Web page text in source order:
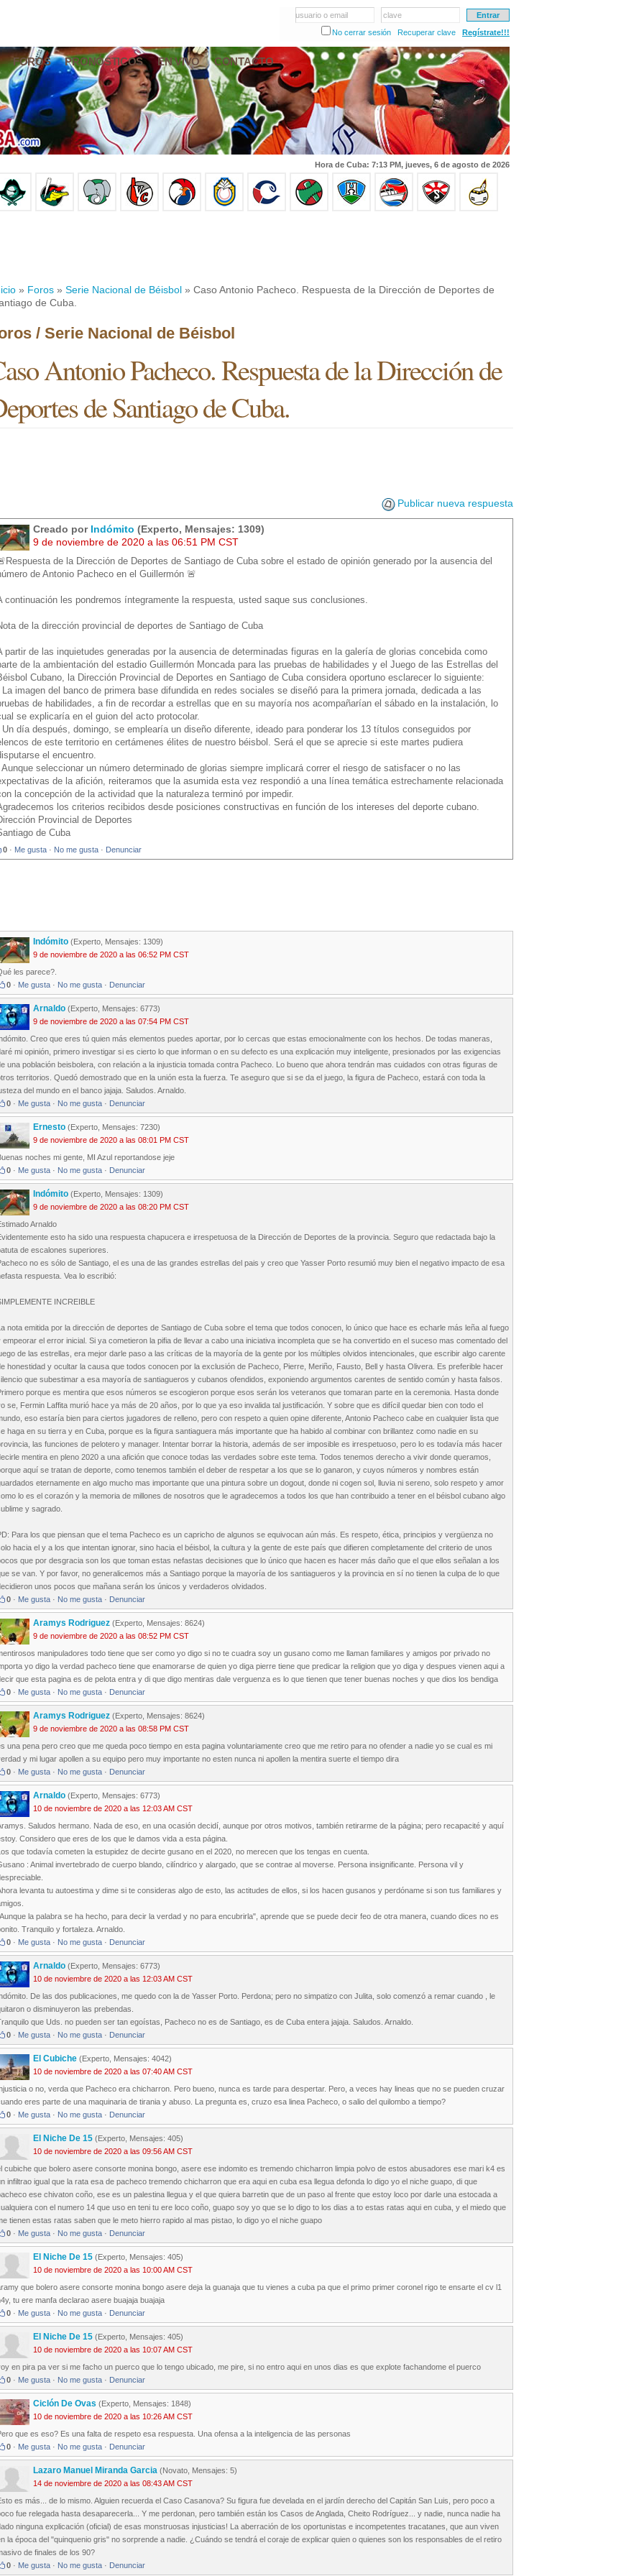
usuario o email
clave
No cerrar sesión
Recuperar clave Regístrate!!!
FOROS PRONÓSTICOS EN VIVO CONTACTO
Hora de Cuba: 7:13 PM, jueves, 6 de agosto de 2026
» Foros » Serie Nacional de Béisbol » Caso Antonio Pacheco. Respuesta de la Dirección de Deportes de
de Cuba.
/ Serie Nacional de Béisbol
Antonio Pacheco. Respuesta de la Dirección de
de Santiago de Cuba.
Publicar nueva respuesta
Creado por Indómito (Experto, Mensajes: 1309)
9 de noviembre de 2020 a las 06:51 PM CST
de la Dirección de Deportes de Santiago de Cuba sobre el estado de opinión generado por la ausencia del
de Antonio Pacheco en el Guillermón 🚨
continuación les pondremos íntegramente la respuesta, usted saque sus conclusiones.
de la dirección provincial de deportes de Santiago de Cuba
partir de las inquietudes generadas por la ausencia de determinadas figuras en la galería de glorias concebida como
de la ambientación del estadio Guillermón Moncada para las pruebas de habilidades y el Juego de las Estrellas del
Cubano, la Dirección Provincial de Deportes en Santiago de Cuba considera oportuno esclarecer lo siguiente:
La imagen del banco de primera base difundida en redes sociales se diseñó para la primera jornada, dedicada a las
de habilidades, a fin de recordar a estrellas que en su mayoría nos acompañarían el sábado en la instalación, lo
se explicaría en el guion del acto protocolar.
Un día después, domingo, se emplearía un diseño diferente, ideado para ponderar los 13 títulos conseguidos por
de este territorio en certámenes élites de nuestro béisbol. Será el que se aprecie si este martes pudiera
el encuentro.
Aunque seleccionar un número determinado de glorias siempre implicará correr el riesgo de satisfacer o no las
de la afición, reiteramos que la asumida esta vez respondió a una línea temática estrechamente relacionada
la concepción de la actividad que la naturaleza terminó por impedir.
los criterios recibidos desde posiciones constructivas en función de los intereses del deporte cubano.
Provincial de Deportes
de Cuba
0 · Me gusta · No me gusta · Denunciar
Indómito (Experto, Mensajes: 1309)
9 de noviembre de 2020 a las 06:52 PM CST
les parece?.
0 · Me gusta · No me gusta · Denunciar
Arnaldo (Experto, Mensajes: 6773)
9 de noviembre de 2020 a las 07:54 PM CST
Creo que eres tú quien más elementos puedes aportar, por lo cercas que estas emocionalmente con los hechos. De todas maneras,
mi opinión, primero investigar si es cierto lo que informan o en su defecto es una explicación muy inteligente, presionados por las exigencias
una población beisbolera, con relación a la injusticia tomada contra Pacheco. Lo bueno que ahora tendrán mas cuidados con otras figuras de
territorios. Quedó demostrado que en la unión esta la fuerza. Te aseguro que si se da el juego, la figura de Pacheco, estará con toda la
del mundo en el banco jajaja. Saludos. Arnaldo.
0 · Me gusta · No me gusta · Denunciar
Ernesto (Experto, Mensajes: 7230)
9 de noviembre de 2020 a las 08:01 PM CST
noches mi gente, MI Azul reportandose jeje
0 · Me gusta · No me gusta · Denunciar
Indómito (Experto, Mensajes: 1309)
9 de noviembre de 2020 a las 08:20 PM CST
Arnaldo
esto ha sido una respuesta chapucera e irrespetuosa de la Dirección de Deportes de la provincia. Seguro que redactada bajo la
de escalones superiores.
no es sólo de Santiago, el es una de las grandes estrellas del pais y creo que Yasser Porto resumió muy bien el negativo impacto de esa
respuesta. Vea lo escribió:
INCREIBLE
nota emitida por la dirección de deportes de Santiago de Cuba sobre el tema que todos conocen, lo único que hace es echarle más leña al fuego
empeorar el error inicial. Si ya cometieron la pifia de llevar a cabo una iniciativa incompleta que se ha convertido en el suceso mas comentado del
de las estrellas, era mejor darle paso a las críticas de la mayoría de la gente por los múltiples olvidos intencionales, que escribir algo carente
honestidad y ocultar la causa que todos conocen por la exclusión de Pacheco, Pierre, Meriño, Fausto, Bell y hasta Olivera. Es preferible hacer
que subestimar a esa mayoría de santiagueros y cubanos ofendidos, exponiendo argumentos carentes de sentido común y hasta falsos.
porque es mentira que esos números se escogieron porque esos serán los veteranos que tomaran parte en la ceremonia. Hasta donde
se, Fermin Laffita murió hace ya más de 20 años, por lo que ya eso invalida tal justificación. Y sobre que es difícil quedar bien con todo el
eso estaría bien para ciertos jugadores de relleno, pero con respeto a quien opine diferente, Antonio Pacheco cabe en cualquier lista que
haga en su tierra y en Cuba, porque es la figura santiaguera más importante que ha habido al combinar con brillantez como nadie en su
las funciones de pelotero y manager. Intentar borrar la historia, además de ser imposible es irrespetuoso, pero lo es todavía más hacer
mentira en pleno 2020 a una afición que conoce todas las verdades sobre este tema. Todos tenemos derecho a vivir donde queramos,
aquí se tratan de deporte, como tenemos también el deber de respetar a los que se lo ganaron, y cuyos números y nombres están
eternamente en algo mucho mas importante que una pintura sobre un dogout, donde ni cogen sol, lluvia ni sereno, solo respeto y amor
lo es el corazón y la memoria de millones de nosotros que le agradecemos a todos los que han contribuido a tener en el béisbol cubano algo
y sagrado.
Para los que piensan que el tema Pacheco es un capricho de algunos se equivocan aún más. Es respeto, ética, principios y vergüenza no
hacia el y a los que intentan ignorar, sino hacia el béisbol, la cultura y la gente de este país que difieren completamente del criterio de unos
que por desgracia son los que toman estas nefastas decisiones que lo único que hacen es hacer más daño que el que ellos señalan a los
se van. Y por favor, no generalicemos más a Santiago porque la mayoría de los santiagueros y la provincia en sí no tienen la culpa de lo que
unos pocos que mañana serán los únicos y verdaderos olvidados.
0 · Me gusta · No me gusta · Denunciar
Aramys Rodriguez (Experto, Mensajes: 8624)
9 de noviembre de 2020 a las 08:52 PM CST
manipuladores todo tiene que ser como yo digo si no te cuadra soy un gusano como me llaman familiares y amigos por privado no
yo digo la verdad pacheco tiene que enamorarse de quien yo diga pierre tiene que predicar la religion que yo diga y despues vienen aqui a
que esta pagina es de pelota entra y di que digo mentiras dale verguenza es lo que tienen que tener buenas noches y que dios los bendiga
0 · Me gusta · No me gusta · Denunciar
Aramys Rodriguez (Experto, Mensajes: 8624)
9 de noviembre de 2020 a las 08:58 PM CST
una pena pero creo que me queda poco tiempo en esta pagina voluntariamente creo que me retiro para no ofender a nadie yo se cual es mi
y mi lugar apollen a su equipo pero muy importante no esten nunca ni apollen la mentira suerte el tiempo dira
0 · Me gusta · No me gusta · Denunciar
Arnaldo (Experto, Mensajes: 6773)
10 de noviembre de 2020 a las 12:03 AM CST
Saludos hermano. Nada de eso, en una ocasión decidí, aunque por otros motivos, también retirarme de la página; pero recapacité y aquí
Considero que eres de los que le damos vida a esta página.
que todavía cometen la estupidez de decirte gusano en el 2020, no merecen que los tengas en cuenta.
: Animal invertebrado de cuerpo blando, cilíndrico y alargado, que se contrae al moverse. Persona insignificante. Persona vil y
levanta tu autoestima y dime si te consideras algo de esto, las actitudes de ellos, si los hacen gusanos y perdóname si son tus familiares y
la palabra se ha hecho, para decir la verdad y no para encubrirla", aprende que se puede decir feo de otra manera, cuando dices no es
Tranquilo y fortaleza. Arnaldo.
0 · Me gusta · No me gusta · Denunciar
Arnaldo (Experto, Mensajes: 6773)
10 de noviembre de 2020 a las 12:03 AM CST
De las dos publicaciones, me quedo con la de Yasser Porto. Perdona; pero no simpatizo con Julita, solo comenzó a remar cuando , le
o disminuyeron las prebendas.
que Uds. no pueden ser tan egoístas, Pacheco no es de Santiago, es de Cuba entera jajaja. Saludos. Arnaldo.
0 · Me gusta · No me gusta · Denunciar
El Cubiche (Experto, Mensajes: 4042)
10 de noviembre de 2020 a las 07:40 AM CST
o no, verda que Pacheco era chicharron. Pero bueno, nunca es tarde para despertar. Pero, a veces hay lineas que no se pueden cruzar
eres parte de una maquinaria de tirania y abuso. La pregunta es, cruzo esa linea Pacheco, o salio del quilombo a tiempo?
0 · Me gusta · No me gusta · Denunciar
El Niche De 15 (Experto, Mensajes: 405)
10 de noviembre de 2020 a las 09:56 AM CST
cubiche que bolero asere consorte monina bongo, asere ese indomito es tremendo chicharron limpia polvo de estos abusadores ese mari k4 es
infiltrao igual que la rata esa de pacheco tremendo chicharron que era aqui en cuba esa llegua defonda lo digo yo el niche guapo, di que
ese chivaton coño, ese es un palestina llegua y el que quiera barretin que de un paso al frente que estoy loco por darle una estocada a
con el numero 14 que uso en teni tu ere loco coño, guapo soy yo que se lo digo to los dias a to estas ratas aqui en cuba, y el miedo que
tienen estas ratas saben que le meto hierro rapido al mas pistao, lo digo yo el niche guapo
0 · Me gusta · No me gusta · Denunciar
El Niche De 15 (Experto, Mensajes: 405)
10 de noviembre de 2020 a las 10:00 AM CST
que bolero asere consorte monina bongo asere deja la guanaja que tu vienes a cuba pa que el primo primer coronel rigo te ensarte el cv l1
tu ere manfa declarao asere buajaja buajaja
0 · Me gusta · No me gusta · Denunciar
El Niche De 15 (Experto, Mensajes: 405)
10 de noviembre de 2020 a las 10:07 AM CST
en pira pa ver si me facho un puerco que lo tengo ubicado, me pire, si no entro aqui en unos dias es que explote fachandome el puerco
0 · Me gusta · No me gusta · Denunciar
Ciclón De Ovas (Experto, Mensajes: 1848)
10 de noviembre de 2020 a las 10:26 AM CST
que es eso? Es una falta de respeto esa respuesta. Una ofensa a la inteligencia de las personas
0 · Me gusta · No me gusta · Denunciar
Lazaro Manuel Miranda Garcia (Novato, Mensajes: 5)
14 de noviembre de 2020 a las 08:43 AM CST
es más... de lo mismo. Alguien recuerda el Caso Casanova? Su figura fue develada en el jardín derecho del Capitán San Luis, pero poco a
fue relegada hasta desaparecerla... Y me perdonan, pero también están los Casos de Anglada, Cheito Rodríguez... y nadie, nunca nadie ha
ninguna explicación (oficial) de esas monstruosas injusticias! La aberración de los oportunistas e incompetentes tracatanes, que aun viven
la época del "quinquenio gris" no sorprende a nadie. ¿Cuándo se tendrá el coraje de explicar quien o quienes son los responsables de el retiro
de finales de los 90?
0 · Me gusta · No me gusta · Denunciar